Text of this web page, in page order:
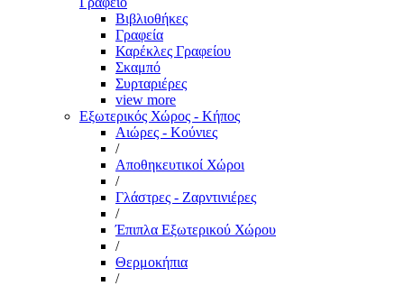
Βιβλιοθήκες
Γραφεία
Καρέκλες Γραφείου
Σκαμπό
Συρταριέρες
view more
Εξωτερικός Χώρος - Κήπος
Αιώρες - Κούνιες
/
Αποθηκευτικοί Χώροι
/
Γλάστρες - Ζαρντινιέρες
/
Έπιπλα Εξωτερικού Χώρου
/
Θερμοκήπια
/